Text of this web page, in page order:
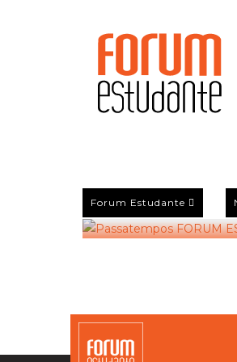
Forum Estudante
Condições